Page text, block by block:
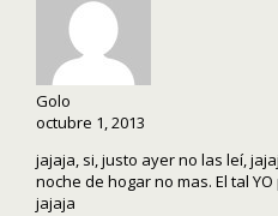
Golo
octubre 1, 2013
jajaja, si, justo ayer no las leí,
noche de hogar no mas. El tal
jajaja